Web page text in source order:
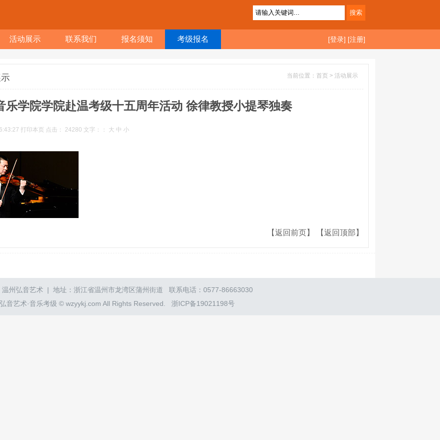
活动展示 联系我们 报名须知 考级报名 [登录] [注册]
当前位置：首页 > 活动展示
乐学院学院赴温考级十五周年活动 徐律教授小提琴独奏
打印本页 点击： 24280 文字：： 大 中 小
【返回前页】 【返回顶部】
温州弘音艺术 | 地址：浙江省温州市龙湾区蒲州街道 联系电话：0577-86663030
音艺术·音乐考级 © wzyykj.com All Rights Reserved. 浙ICP备19021198号